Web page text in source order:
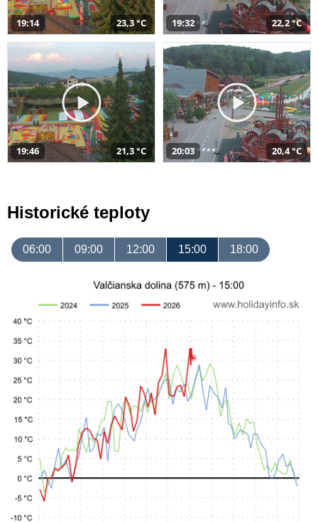
19:14 23,3 °C 19:32 22,2 °C
19:46 21,3 °C 20:03 20,4 °C
Historické teploty
06:00 09:00 12:00 15:00 18:00